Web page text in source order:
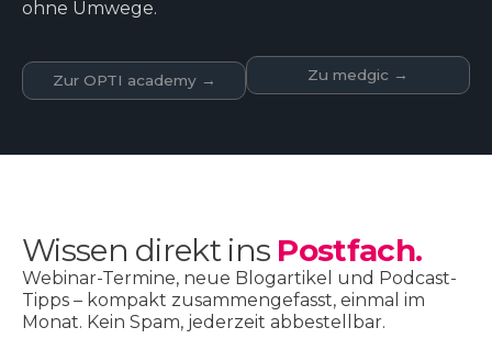
ohne Umwege.
Zur OPTI academy → Zu medgic →
Wissen direkt ins Postfach.
Webinar-Termine, neue Blogartikel und Podcast-
Tipps – kompakt zusammengefasst, einmal im
Monat. Kein Spam, jederzeit abbestellbar.